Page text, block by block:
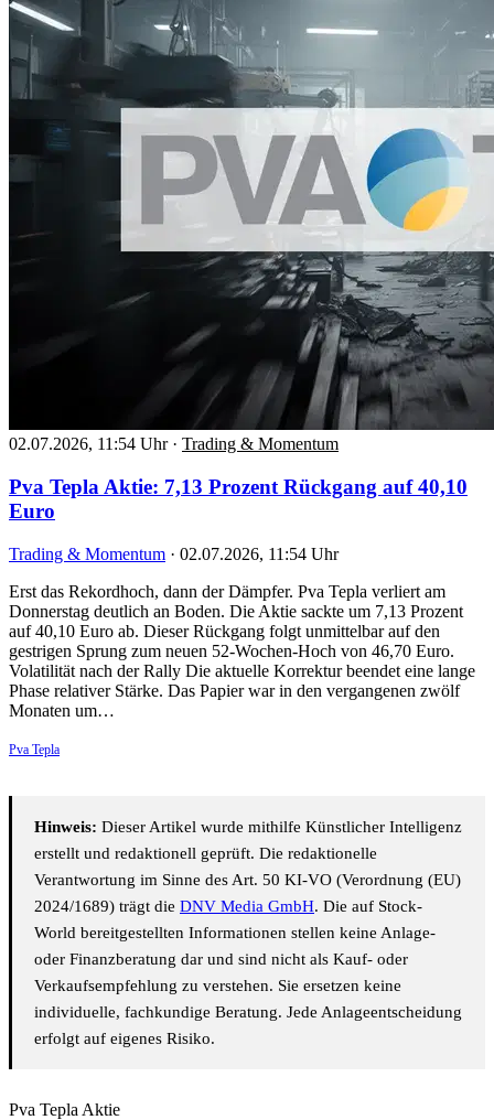
02.07.2026, 11:54 Uhr · Trading & Momentum
Pva Tepla Aktie: 7,13 Prozent Rückgang auf 40,10
Euro
Trading & Momentum · 02.07.2026, 11:54 Uhr
Erst das Rekordhoch, dann der Dämpfer. Pva Tepla verliert am
Donnerstag deutlich an Boden. Die Aktie sackte um 7,13 Prozent
auf 40,10 Euro ab. Dieser Rückgang folgt unmittelbar auf den
gestrigen Sprung zum neuen 52-Wochen-Hoch von 46,70 Euro.
Volatilität nach der Rally Die aktuelle Korrektur beendet eine lange
Phase relativer Stärke. Das Papier war in den vergangenen zwölf
Monaten um…
Pva Tepla
Hinweis: Dieser Artikel wurde mithilfe Künstlicher Intelligenz
erstellt und redaktionell geprüft. Die redaktionelle
Verantwortung im Sinne des Art. 50 KI-VO (Verordnung (EU)
2024/1689) trägt die DNV Media GmbH. Die auf Stock-
World bereitgestellten Informationen stellen keine Anlage-
oder Finanzberatung dar und sind nicht als Kauf- oder
Verkaufsempfehlung zu verstehen. Sie ersetzen keine
individuelle, fachkundige Beratung. Jede Anlageentscheidung
erfolgt auf eigenes Risiko.
Pva Tepla Aktie